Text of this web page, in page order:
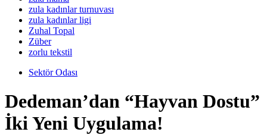
zula kadınlar turnuvası
zula kadınlar ligi
Zuhal Topal
Züber
zorlu tekstil
Sektör Odası
Dedeman’dan “Hayvan Dostu”
İki Yeni Uygulama!